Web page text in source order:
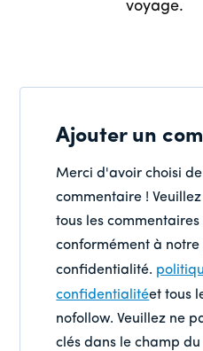
voyage.
Ajouter un
Merci d'avoir choisi
commentaire !
tous les
conformément à
confidentialité.
confidentialitéet tous
nofollow. Veuillez ne
clés dans le champ du